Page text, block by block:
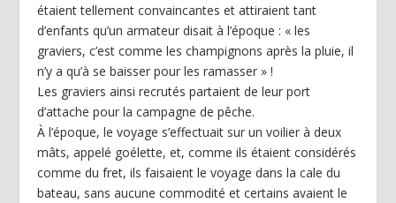
étaient tellement convaincantes et attiraient tant
d’enfants qu’un armateur disait à l’époque : « les
graviers, c’est comme les champignons après la pluie, il
n’y a qu’à se baisser pour les ramasser » !
Les graviers ainsi recrutés partaient de leur port
d’attache pour la campagne de pêche.
À l’époque, le voyage s’effectuait sur un voilier à deux
mâts, appelé goélette, et, comme ils étaient considérés
comme du fret, ils faisaient le voyage dans la cale du
bateau, sans aucune commodité et certains avaient le